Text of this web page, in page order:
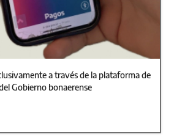
a través de la plataforma de
Gobierno bonaerense